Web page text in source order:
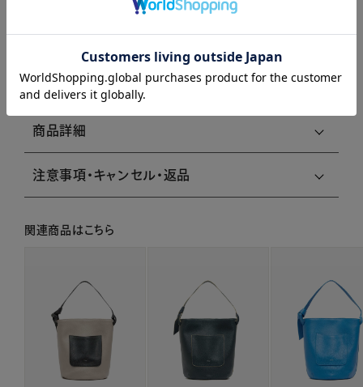
商品説明
商品詳細
注意事項・キャンセル・返品
関連商品はこちら